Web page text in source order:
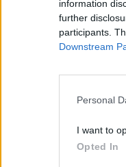
information
further
participants.
Downstream
Personal
I want to
Opted In